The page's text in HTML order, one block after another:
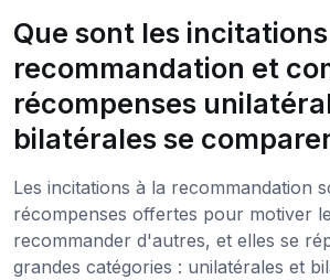
Que sont les
recommandation et
récompenses
bilatérales se
Les incitations à la recommandation
récompenses offertes pour motiver
recommander d'autres, et elles se
grandes catégories : unilatérales et